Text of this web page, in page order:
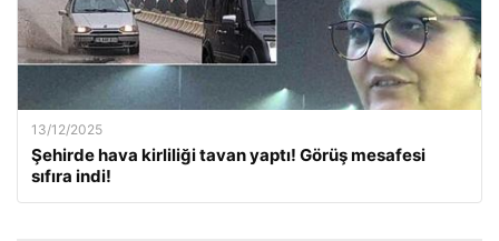
13/12/2025
Şehirde hava kirliliği tavan yaptı! Görüş mesafesi
sıfıra indi!